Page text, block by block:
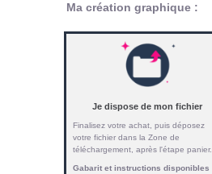
Ma création graphique :
Je dispose de mon fichier
Finalisez votre achat, puis déposez
votre fichier dans la Zone de
téléchargement, après l'étape panier.
Gabarit et instructions disponibles